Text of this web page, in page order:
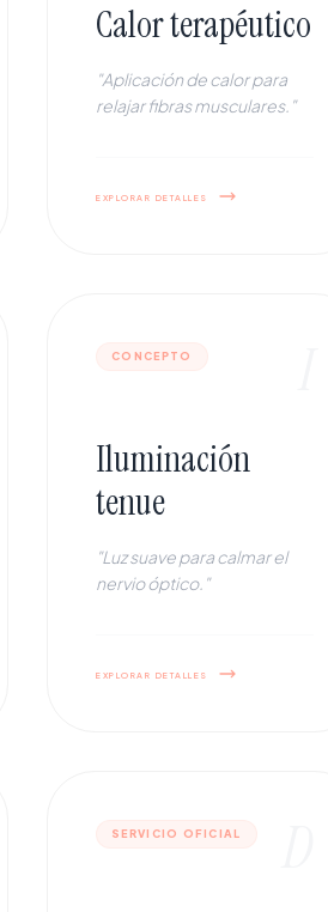
Calor terapéutico
"Aplicación de calor para
relajar fibras musculares."
explorar detalles
CONCEPTO
Iluminación
tenue
"Luz suave para calmar el
nervio óptico."
explorar detalles
SERVICIO OFICIAL